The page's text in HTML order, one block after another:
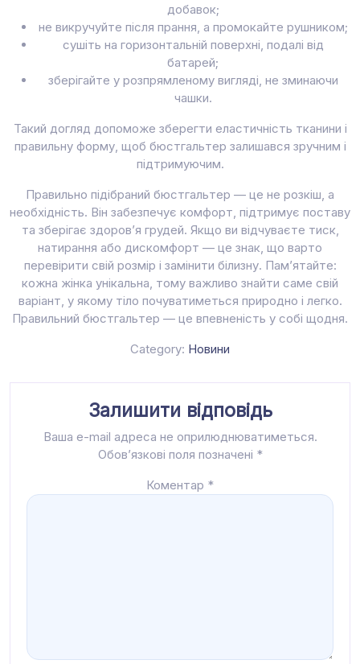
добавок;
не викручуйте після прання, а промокайте рушником;
сушіть на горизонтальній поверхні, подалі від
батарей;
зберігайте у розпрямленому вигляді, не зминаючи
чашки.
Такий догляд допоможе зберегти еластичність тканини і
правильну форму, щоб бюстгальтер залишався зручним і
підтримуючим.
Правильно підібраний бюстгальтер — це не розкіш, а
необхідність. Він забезпечує комфорт, підтримує поставу
та зберігає здоров’я грудей. Якщо ви відчуваєте тиск,
натирання або дискомфорт — це знак, що варто
перевірити свій розмір і замінити білизну. Пам’ятайте:
кожна жінка унікальна, тому важливо знайти саме свій
варіант, у якому тіло почуватиметься природно і легко.
Правильний бюстгальтер — це впевненість у собі щодня.
Category: Новини
Залишити відповідь
Ваша e-mail адреса не оприлюднюватиметься.
Обов’язкові поля позначені *
Коментар *